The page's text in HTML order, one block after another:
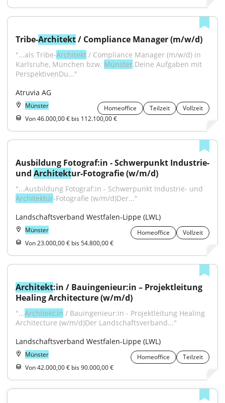
Tribe-Architekt / Compliance Manager (m/w/d)
"...als Tribe-Architekt / Compliance Manager (m/w/d) in
Karlsruhe, München bzw. Münster.Deine Aufgaben mit
PerspektivenDu..."
Atruvia AG
Münster Homeoffice Teilzeit
Vollzeit
Von 46.000,00 € bis 112.100,00 €
Ausbildung Fotograf:in - Schwerpunkt Industrie-
und Architektur-Fotografie (w/m/d)
Architektur-Fotografie (w/m/d)Der..."
Landschaftsverband Westfalen-Lippe (LWL)
Münster Homeoffice
Vollzeit
Von 23.000,00 € bis 54.800,00 €
Architekt:in / Bauingenieur:in – Projektleitung
Healing Architecture (w/m/d)
"...Architekt:in / Bauingenieur:in - Projektleitung Healing
Architecture (w/m/d)Der Landschaftsverband..."
Landschaftsverband Westfalen-Lippe (LWL)
Münster Homeoffice
Teilzeit
Von 42.000,00 € bis 90.000,00 €